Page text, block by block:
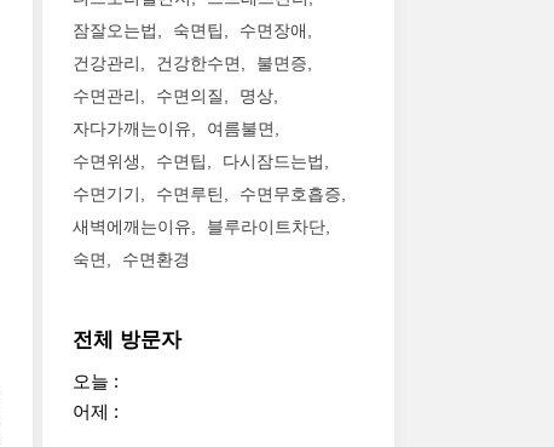
잠잘오는법
숙면팁
수면장애
건강관리
건강한수면
불면증
수면관리
수면의질
명상
자다가깨는이유
여름불면
수면위생
수면팁
다시잠드는법
수면기기
수면루틴
수면무호흡증
새벽에깨는이유
블루라이트차단
숙면
수면환경
전체 방문자
오늘 :
어제 :